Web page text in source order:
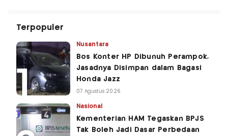
Terpopuler
Nusantara
Bos Konter HP Dibunuh Perampok,
Jasadnya Disimpan dalam Bagasi
Honda Jazz
07 Agustus 2026
Nasional
Kementerian HAM Tegaskan BPJS
Tak Boleh Jadi Dasar Perbedaan